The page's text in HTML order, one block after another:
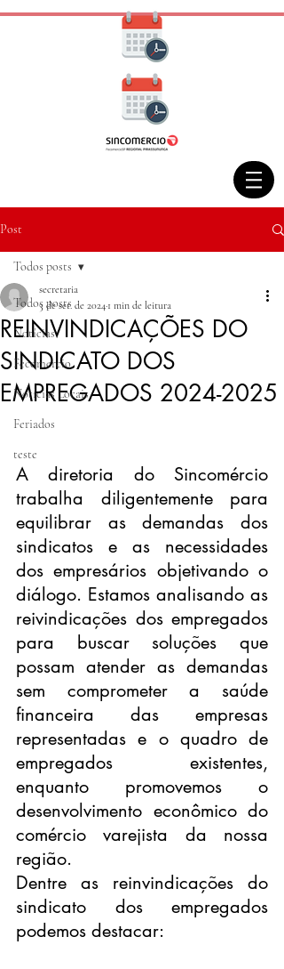
Post
Todos posts
Notícias
Fecomercio
Notícias Locais
Feriados
teste
Todos posts
REINVINDICAÇÕES DO
SINDICATO DOS
EMPREGADOS 2024-2025
secretaria
3 de set. de 2024 1 min de leitura
A diretoria do Sincomércio
trabalha diligentemente para
equilibrar as demandas dos
sindicatos e as necessidades
dos empresários objetivando o
diálogo. Estamos analisando as
reivindicações dos empregados
para buscar soluções que
possam atender as demandas
sem comprometer a saúde
financeira das empresas
representadas e o quadro de
empregados existentes,
enquanto promovemos o
desenvolvimento econômico do
comércio varejista da nossa
região.
Dentre as reinvindicações do
sindicato dos empregados
podemos destacar: